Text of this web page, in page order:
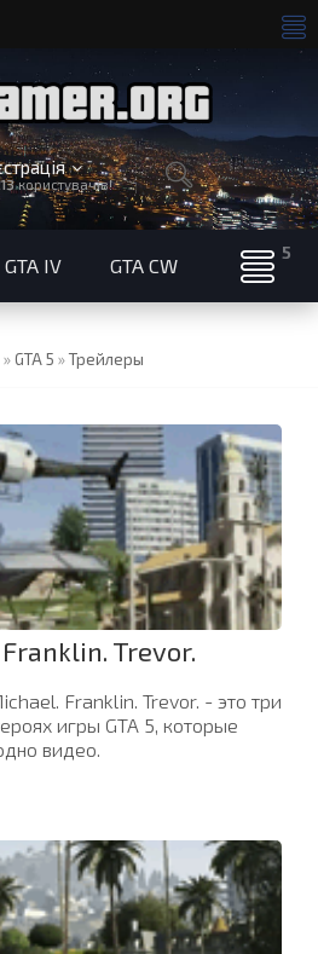
користувачів!
GTA IV GTA CW
» GTA 5 »Трейлеры
Trevor.
Franklin. Trevor. - это три
игры GTA 5, которые
видео.